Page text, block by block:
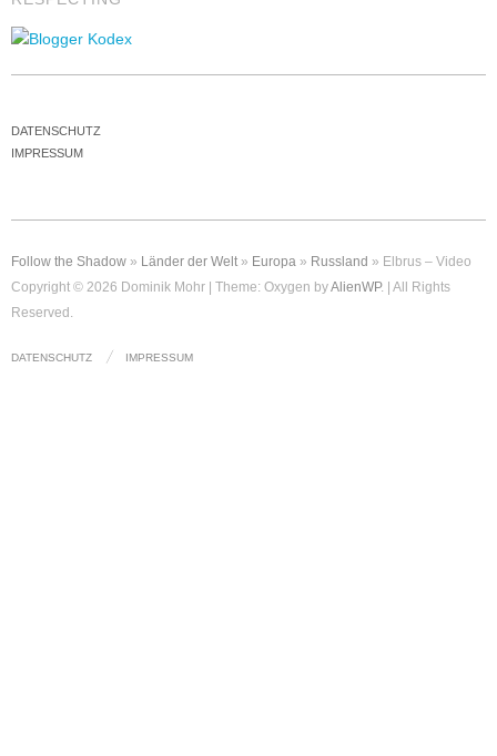
DATENSCHUTZ
IMPRESSUM
Follow the Shadow » Länder der Welt » Europa » Russland » Elbrus – Video
Copyright © 2026 Dominik Mohr Theme: Oxygen byAlienWP.
All Rights
Reserved.
DATENSCHUTZ IMPRESSUM